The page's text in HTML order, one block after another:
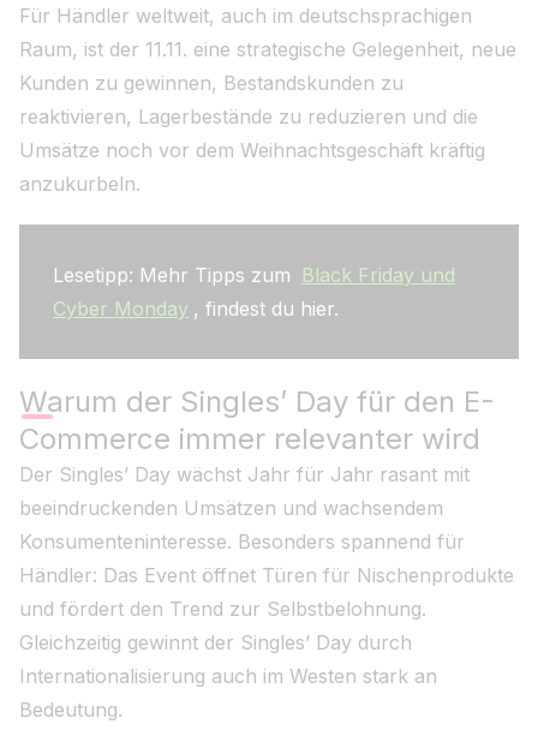
Für Händler weltweit, auch im deutschsprachigen
Raum, ist der 11.11. eine strategische Gelegenheit, neue
Kunden zu gewinnen, Bestandskunden zu
reaktivieren, Lagerbestände zu reduzieren und die
Umsätze noch vor dem Weihnachtsgeschäft kräftig
anzukurbeln.
Lesetipp: Mehr Tipps zum Black Friday und
Cyber Monday , findest du hier.
Warum der Singles’ Day für den E-
Commerce immer relevanter wird
Der Singles’ Day wächst Jahr für Jahr rasant mit
beeindruckenden Umsätzen und wachsendem
Konsumenteninteresse. Besonders spannend für
Händler: Das Event öffnet Türen für Nischenprodukte
und fördert den Trend zur Selbstbelohnung.
Gleichzeitig gewinnt der Singles’ Day durch
Internationalisierung auch im Westen stark an
Bedeutung.